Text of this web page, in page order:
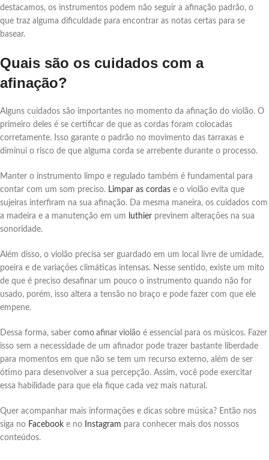
destacamos, os instrumentos podem não seguir a afinação padrão, o
que traz alguma dificuldade para encontrar as notas certas para se
basear.
Quais são os cuidados com a
afinação?
Alguns cuidados são importantes no momento da afinação do violão. O
primeiro deles é se certificar de que as cordas foram colocadas
corretamente. Isso garante o padrão no movimento das tarraxas e
diminui o risco de que alguma corda se arrebente durante o processo.
Manter o instrumento limpo e regulado também é fundamental para
contar com um som preciso. Limpar as cordas e o violão evita que
sujeiras interfiram na sua afinação. Da mesma maneira, os cuidados com
a madeira e a manutenção em um
luthier previnem alterações na sua
sonoridade.
Além disso, o violão precisa ser guardado em um local livre de umidade,
poeira e de variações climáticas intensas. Nesse sentido, existe um mito
de que é preciso desafinar um pouco o instrumento quando não for
usado, porém, isso altera a tensão no braço e pode fazer com que ele
empene.
Dessa forma, saber como afinar violão é essencial para os músicos. Fazer
isso sem a necessidade de um afinador pode trazer bastante liberdade
para momentos em que não se tem um recurso externo, além de ser
ótimo para desenvolver a sua percepção. Assim, você pode exercitar
essa habilidade para que ela fique cada vez mais natural.
Quer acompanhar mais informações e dicas sobre música? Então nos
siga no Facebook e no Instagram para conhecer mais dos nossos
conteúdos.